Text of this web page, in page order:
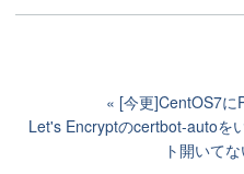
[今更]CentOS7に
Let's Encryptのcertbot-autoを
ト開いてな